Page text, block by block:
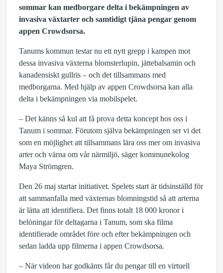
sommar kan medborgare delta i bekämpningen av
invasiva växtarter och samtidigt tjäna pengar genom
appen Crowdsorsa.
Tanums kommun testar nu ett nytt grepp i kampen mot
dessa invasiva växterna blomsterlupin, jättebalsamin och
kanadensiskt gullris – och det tillsammans med
medborgarna. Med hjälp av appen Crowdsorsa kan alla
delta i bekämpningen via mobilspelet.
– Det känns så kul att få prova detta koncept hos oss i
Tanum i sommar. Förutom själva bekämpningen ser vi det
som en möjlighet att tillsammans lära oss mer om invasiva
arter och värna om vår närmiljö, säger kommunekolog
Maya Strömgren.
Den 26 maj startar initiativet. Spelets start är tidsinställd för
att sammanfalla med växternas blomningstid så att arterna
är lätta att identifiera. Det finns totalt 18 000 kronor i
belöningar för deltagarna i Tanum, som ska filma
identifierade området före och efter bekämpningen och
sedan ladda upp filmerna i appen Crowdsorsa.
– När videon har godkänts får du pengar till en virtuell